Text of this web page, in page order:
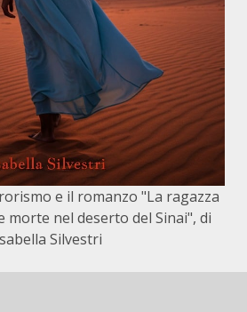
e il romanzo "La ragazza
morte nel deserto del Sinai", di
Silvestri